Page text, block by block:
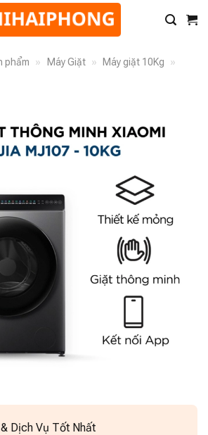
phẩm » Máy Giặt » Máy giặt 10Kg »
Dịch Vụ Tốt Nhất